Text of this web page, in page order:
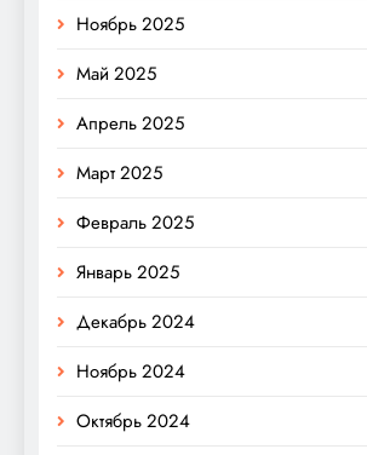
Ноябрь 2025
Май 2025
Апрель 2025
Март 2025
Февраль 2025
Январь 2025
Декабрь 2024
Ноябрь 2024
Октябрь 2024